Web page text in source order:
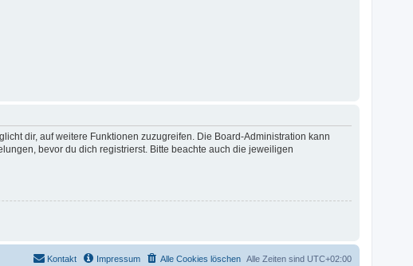
dir, auf weitere Funktionen zuzugreifen. Die Board-Administration kann
bevor du dich registrierst. Bitte beachte auch die jeweiligen
Alle Zeiten sind UTC+02:00
Alle Cookies löschen
Impressum
Kontakt